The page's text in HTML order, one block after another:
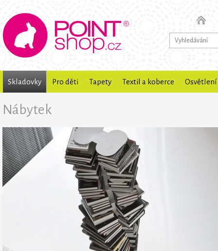
Skladovky Pro děti Tapety Textil a koberce Osvětlení
Nábytek